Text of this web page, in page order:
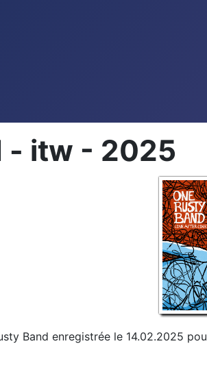
- itw - 2025
Band enregistrée le 14.02.2025